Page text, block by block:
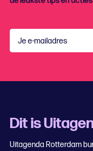
Je e-mailadres
Dit is
Uitagenda Rotterdam